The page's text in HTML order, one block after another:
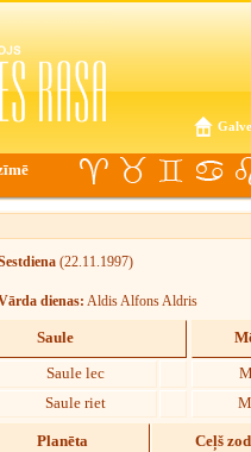
(22.11.1997)
dienas: Aldis Alfons Aldris
Saule
Saule lec
Saule riet
Planēta Ceļš